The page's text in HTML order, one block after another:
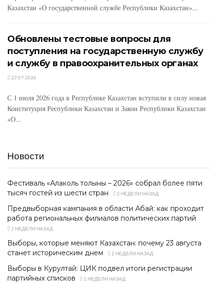
Казахстан «О государственной службе Республики Казахстан»...
Обновлены тестовые вопросы для
поступления на государственную службу
и службу в правоохранительных органах
27.07.2026
С 1 июля 2026 года в Республике Казахстан вступили в силу новая
Конституция Республики Казахстан и Закон Республики Казахстан
«О...
Новости
Фестиваль «Алаколь толқыны – 2026» собрал более пяти
тысяч гостей из шести стран
2 НЕДЕЛИ НАЗАД
Предвыборная кампания в области Абай: как проходит
работа региональных филиалов политических партий
2 НЕДЕЛИ НАЗАД
Выборы, которые меняют Казахстан: почему 23 августа
станет историческим днем
2 НЕДЕЛИ НАЗАД
Выборы в Курултай: ЦИК подвел итоги регистрации
партийных списков
2 НЕДЕЛИ НАЗАД